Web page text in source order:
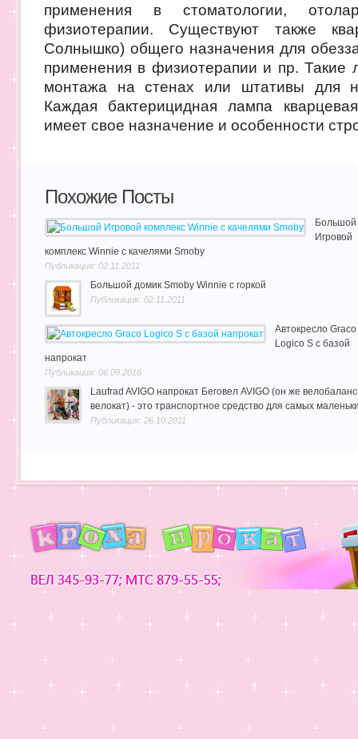
применения в стоматологии,
физиотерапии. Существуют также
Солнышко) общего назначения для
применения в физиотерапии и пр. Такие
монтажа на стенах или штативы для
Каждая бактерицидная лампа
имеет свое назначение и особенности
Похожие Посты
Большой
Игровой
комплекс Winnie с качелями Smoby
Публикация: 02.11.2011
Большой домик Smoby Winnie с горкой
Публикация: 02.11.2011
Автокресло Graco
Logico S с базой
напрокат
Публикация: 06.09.2016
Laufrad AVIGO напрокат Беговел AVIGO (он же
велокат) - это транспортное средство для самых
Публикация: 26.10.2011